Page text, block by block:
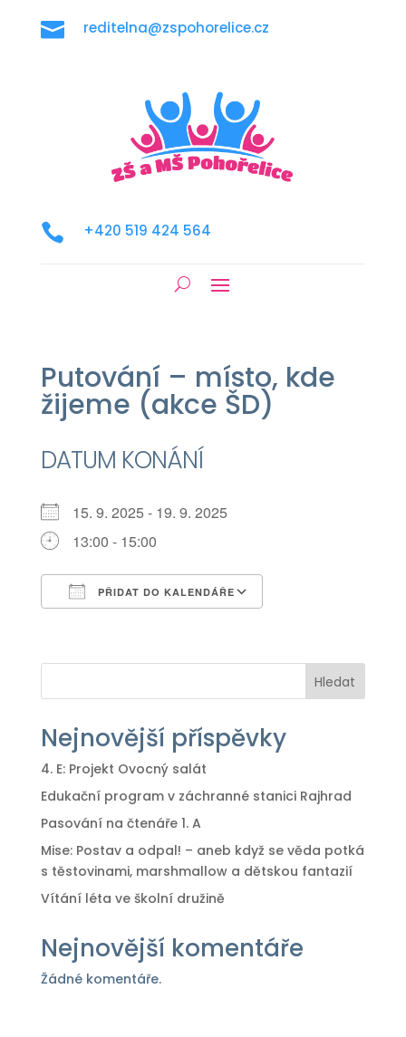
 reditelna@zspohorelice.cz
 +420 519 424 564
Putování – místo, kde
žijeme (akce ŠD)
DATUM KONÁNÍ
15. 9. 2025 - 19. 9. 2025
13:00 - 15:00
PŘIDAT DO KALENDÁŘE
Hledat
Nejnovější příspěvky
4. E: Projekt Ovocný salát
Edukační program v záchranné stanici Rajhrad
Pasování na čtenáře 1. A
Mise: Postav a odpal! – aneb když se věda potká
s těstovinami, marshmallow a dětskou fantazií
Vítání léta ve školní družině
Nejnovější komentáře
Žádné komentáře.